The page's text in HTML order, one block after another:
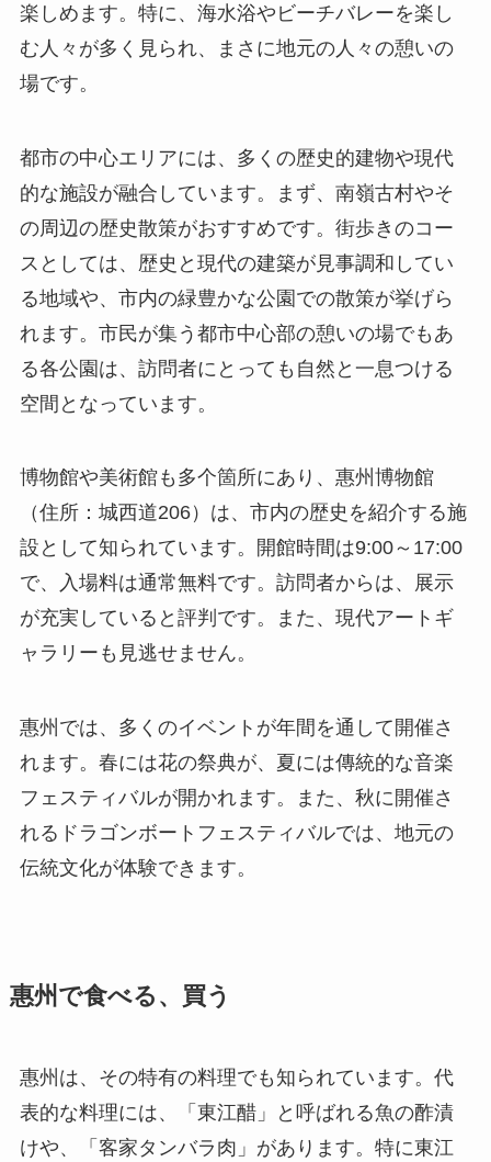
む人々が多く見られ、まさに地元の人々の憩いの
場です。
的な施設が融合しています。まず、南嶺古村やそ
の周辺の歴史散策がおすすめです。街歩きのコー
スとしては、歴史と現代の建築が見事調和してい
る地域や、市内の緑豊かな公園での散策が挙げら
れます。市民が集う都市中心部の憩いの場でもあ
る各公園は、訪問者にとっても自然と一息つける
空間となっています。
（住所：城西道206）は、市内の歴史を紹介する施
設として知られています。開館時間は9:00～17:00
で、入場料は通常無料です。訪問者からは、展示
が充実していると評判です。また、現代アートギ
ャラリーも見逃せません。
れます。春には花の祭典が、夏には傳統的な音楽
フェスティバルが開かれます。また、秋に開催さ
れるドラゴンボートフェスティバルでは、地元の
伝統文化が体験できます。
惠州で食べる、買う
表的な料理には、「東江醋」と呼ばれる魚の酢漬
けや、「客家タンバラ肉」があります。特に東江